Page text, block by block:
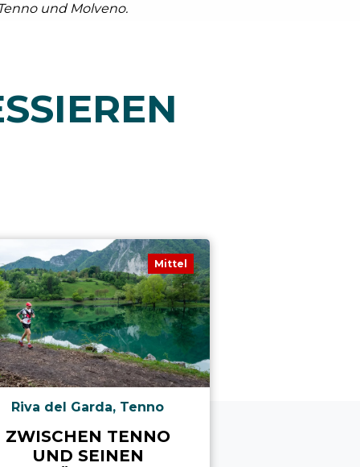
und Molveno.
Mittel
Riva del Garda, Tenno
ZWISCHEN TENNO
UND SEINEN